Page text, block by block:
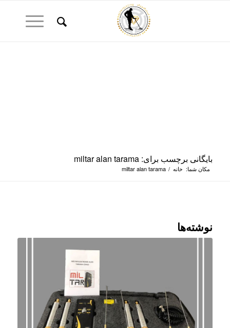
بایگانی برچسب برای: miltar alan tarama
مکان شما: خانه /
miltar alan tarama
نوشته‌ها